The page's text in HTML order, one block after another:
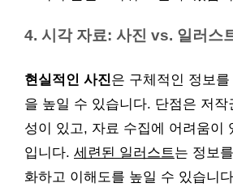
4. 시각 자료: 사진 vs. 일러스
현실적인 사진은 구체적인 정보
을 높일 수 있습니다. 단점은 저작
성이 있고, 자료 수집에 어려움이
입니다. 세련된 일러스트 는 정보
화하고 이해도를 높일 수 있습니